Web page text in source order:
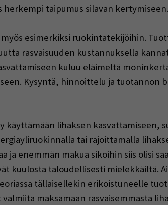
herkempi taipumus silavan kertymiseen.
esimerkiksi ruokintatekijöihin.
rasvaisuuden kustannuksella
kuluu eläimeltä
Kysyntä, hinnoittelu ja tuotannon
käyttämään lihaksen kasvattamiseen,
tai rajoittamalla
enemmän makua sikoihin siis olisi
kuulosta taloudellisesti mielekkäiltä.
tällaisellekin erikoistuneelle
maksamaan rasvaisemmasta